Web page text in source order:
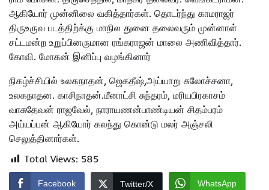
ஆகியோர் முன்னிலை வகித்தார்கள். தொடர்ந்து காமராஜர்
திருஉருவ படத்திற்க்கு மாநில துனை தலைவரும் முன்னாள்
சட்டமன்ற உறுப்பினருமான ரங்கராஜன் மாலை அணிவித்தார்.
கோவி. மோகன் இனிப்பு வழங்கினார்
நிகழ்ச்சியில் உலகநாதன், ஜெகதீஷ்,அய்யாறு சுலோச்சனா,
உலகநாதன. காசிநாதன்.மீனாட்சி சுந்தரம், மரியபிரகாசம்
வாசுதேவன் ராஜவேல், நாராயணன்பாண்டியன் சிதம்பரம்
அய்யப்பன் ஆகியோர் கலந்து கொன்டு மலர் அஞ்சலி
செலுத்தினார்கள்.
Total Views: 585
Facebook Twitter/X WhatsApp